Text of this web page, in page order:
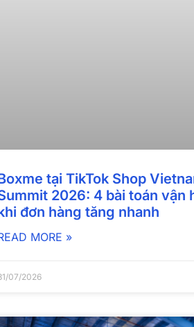
tại TikTok Shop
2026: 4 bài toán vận
đơn hàng tăng nhanh
MORE »
07/2026